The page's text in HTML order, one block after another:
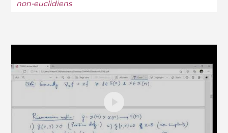
non-euclidiens